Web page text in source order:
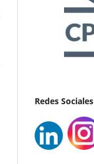
Redes Sociales